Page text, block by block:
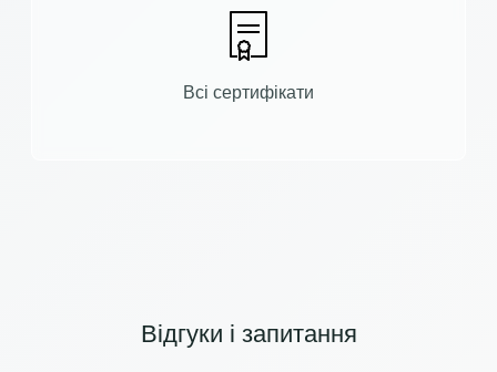
Всі сертифікати
Відгуки і запитання